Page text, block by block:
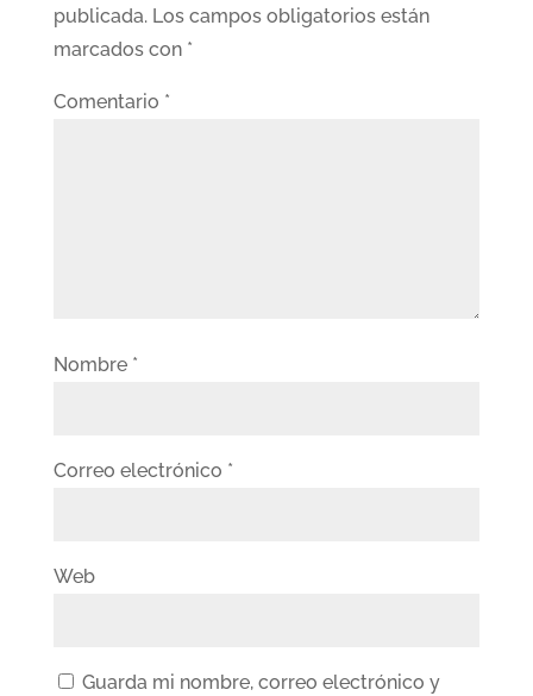
publicada. Los campos obligatorios están
marcados con *
Comentario *
Nombre *
Correo electrónico *
Web
Guarda mi nombre, correo electrónico y